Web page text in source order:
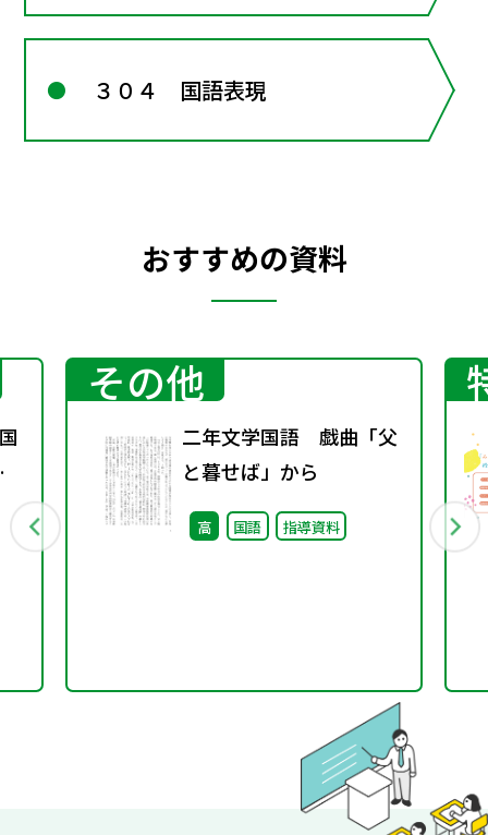
３０４ 国語表現
おすすめの資料
その他
二年文学国語 戯曲「父
と暮せば」から
高 国語 指導資料